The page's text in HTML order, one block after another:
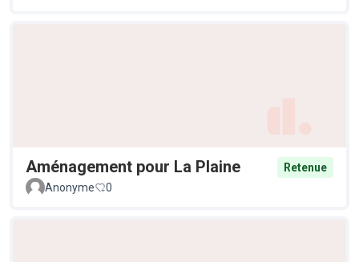
Aménagement pour La Plaine
Retenue
Anonyme
0